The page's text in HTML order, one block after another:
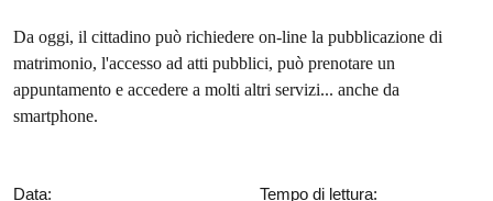
Da oggi, il cittadino può richiedere on-line la pubblicazione di
matrimonio, l'accesso ad atti pubblici, può prenotare un
appuntamento e accedere a molti altri servizi... anche da
smartphone.
Data: Tempo di lettura: